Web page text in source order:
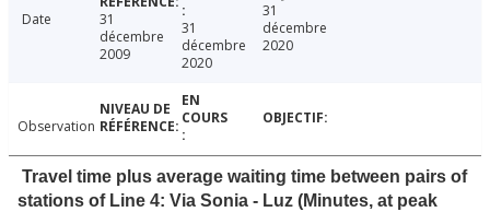
Date
31
décembre
2009
31
décembre
2020
31
décembre
2020
Observation
Travel time plus average waiting time between pairs of
stations of Line 4: Via Sonia - Luz (Minutes, at peak